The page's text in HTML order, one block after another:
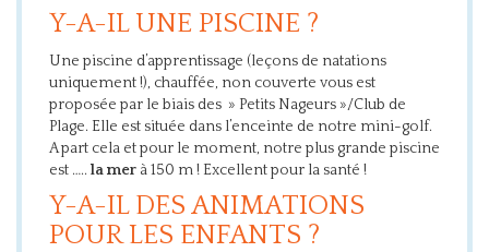
Y-A-IL UNE PISCINE ?
Une piscine d’apprentissage (leçons de natations
uniquement !), chauffée, non couverte vous est
proposée par le biais des » Petits Nageurs »/Club de
Plage. Elle est située dans l’enceinte de notre mini-golf.
A part cela et pour le moment, notre plus grande piscine
est ….. la mer à 150 m ! Excellent pour la santé !
Y-A-IL DES ANIMATIONS
POUR LES ENFANTS ?